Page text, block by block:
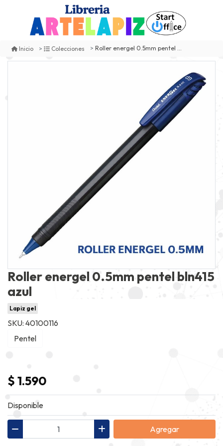
Inicio Colecciones Roller energel 0.5mm pentel bln415 azul
Roller energel 0.5mm pentel bln415
azul
Lapiz gel
SKU: 40100116
Pentel
$ 1.590
Disponible
Agregar